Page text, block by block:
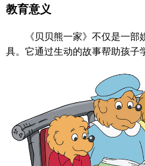
教育意义
《贝贝熊一家》不仅是一
具。它通过生动的故事帮助孩子